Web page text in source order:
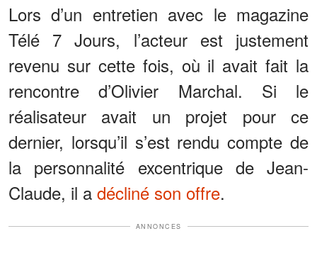
Lors d’un entretien avec le magazine
Télé 7 Jours, l’acteur est justement
revenu sur cette fois, où il avait fait la
rencontre d’Olivier Marchal. Si le
réalisateur avait un projet pour ce
dernier, lorsqu’il s’est rendu compte de
la personnalité excentrique de Jean-
Claude, il a décliné son offre.
ANNONCES